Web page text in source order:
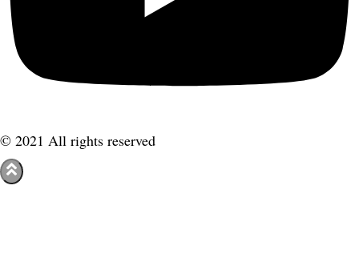
© 2021 All rights reserved